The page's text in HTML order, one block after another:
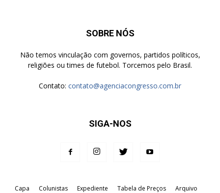
SOBRE NÓS
Não temos vinculação com governos, partidos políticos,
religiões ou times de futebol. Torcemos pelo Brasil.
Contato: contato@agenciacongresso.com.br
SIGA-NOS
Capa Colunistas Expediente Tabela de Preços Arquivo